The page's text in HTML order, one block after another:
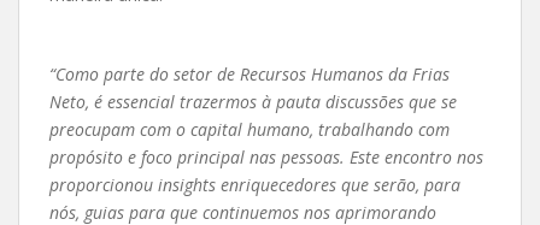
“Como parte do setor de Recursos Humanos da Frias
Neto, é essencial trazermos à pauta discussões que se
preocupam com o capital humano, trabalhando com
propósito e foco principal nas pessoas. Este encontro nos
proporcionou insights enriquecedores que serão, para
nós, guias para que continuemos nos aprimorando